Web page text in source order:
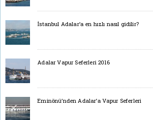
İstanbul Adalar’a en hızlı nasıl gidilir?
Adalar Vapur Seferleri 2016
Eminönü’nden Adalar’a Vapur Seferleri